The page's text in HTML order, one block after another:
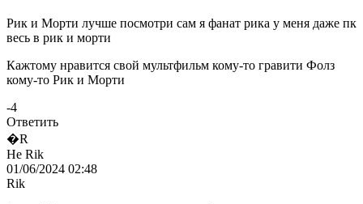
Рик и Морти лучше посмотри сам я фанат рика у меня даже пк
весь в рик и морти
Кажтому нравится свой мультфильм кому-то гравити Фолз
кому-то Рик и Морти
-4
Ответить
�R
Не Rik
01/06/2024 02:48
Rik